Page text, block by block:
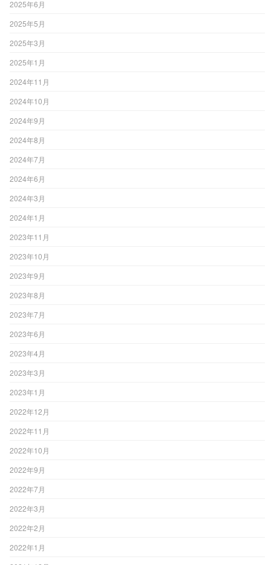
2025年6月
2025年5月
2025年3月
2025年1月
2024年11月
2024年10月
2024年9月
2024年8月
2024年7月
2024年6月
2024年3月
2024年1月
2023年11月
2023年10月
2023年9月
2023年8月
2023年7月
2023年6月
2023年4月
2023年3月
2023年1月
2022年12月
2022年11月
2022年10月
2022年9月
2022年7月
2022年3月
2022年2月
2022年1月